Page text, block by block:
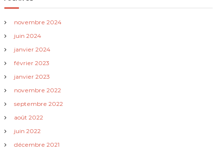
novembre 2024
juin 2024
janvier 2024
février 2023
janvier 2023
novembre 2022
septembre 2022
août 2022
juin 2022
décembre 2021